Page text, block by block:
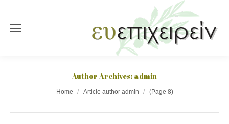
Author Archives: admin
Home Article author admin (Page 8)